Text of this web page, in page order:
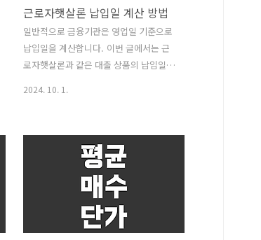
근로자햇살론 납입일 계산 방법
일반적으로 금융기관은 영업일 기준으로
납입일을 계산합니다. 이번 글에서는 근
로자햇살론과 같은 대출 상품의 납입일
중요합니다. 금융기관이 영업일 기준으로
날짜를 계산하는 이유는 납부가 휴일에
집중되지 않도록 하기 위함입니다. 영업
일 기준이란, 은행과 다른 금융기관이 실
제로 문을 여는 날을 계산하며, 일반적으
로 주말과 법정 공휴일은 제외됩니다. 💡
9월 26일 납입일의 예시 질문에서 주신
2024. 10. 1.